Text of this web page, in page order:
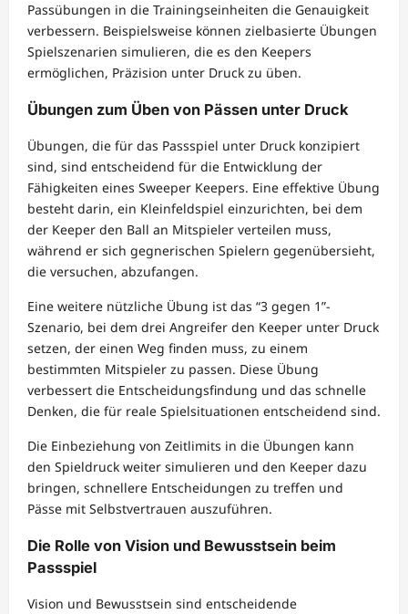
Passübungen in die Trainingseinheiten die Genauigkeit
verbessern. Beispielsweise können zielbasierte Übungen
Spielszenarien simulieren, die es den Keepers
ermöglichen, Präzision unter Druck zu üben.
Übungen zum Üben von Pässen unter Druck
Übungen, die für das Passspiel unter Druck konzipiert
sind, sind entscheidend für die Entwicklung der
Fähigkeiten eines Sweeper Keepers. Eine effektive Übung
besteht darin, ein Kleinfeldspiel einzurichten, bei dem
der Keeper den Ball an Mitspieler verteilen muss,
während er sich gegnerischen Spielern gegenübersieht,
die versuchen, abzufangen.
Eine weitere nützliche Übung ist das “3 gegen 1”-
Szenario, bei dem drei Angreifer den Keeper unter Druck
setzen, der einen Weg finden muss, zu einem
bestimmten Mitspieler zu passen. Diese Übung
verbessert die Entscheidungsfindung und das schnelle
Denken, die für reale Spielsituationen entscheidend sind.
Die Einbeziehung von Zeitlimits in die Übungen kann
den Spieldruck weiter simulieren und den Keeper dazu
bringen, schnellere Entscheidungen zu treffen und
Pässe mit Selbstvertrauen auszuführen.
Die Rolle von Vision und Bewusstsein beim
Passspiel
Vision und Bewusstsein sind entscheidende